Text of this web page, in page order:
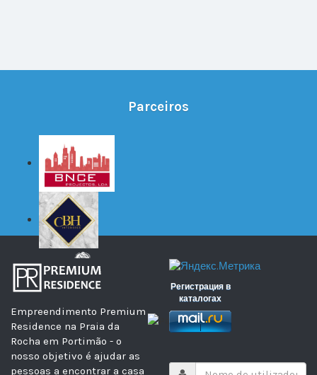
Parceiros
Empreendimento Premium
Residence na Praia da
Rocha em Portimão - o
nosso objetivo é ajudar as
pessoas a encontrar a casa
Регистрация в
каталогах